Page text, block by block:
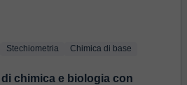
Stechiometria Chimica di base
chimica e biologia con